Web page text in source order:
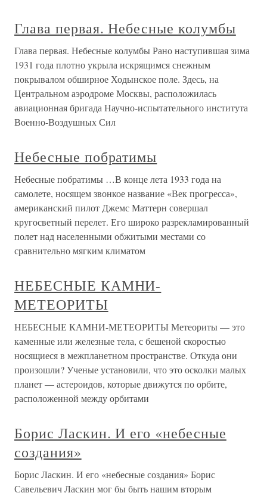
Глава первая. Небесные колумбы
Глава первая. Небесные колумбы Рано наступившая зима
1931 года плотно укрыла искрящимся снежным
покрывалом обширное Ходынское поле. Здесь, на
Центральном аэродроме Москвы, расположилась
авиационная бригада Научно-испытательного института
Военно-Воздушных Сил
Небесные побратимы
Небесные побратимы …В конце лета 1933 года на
самолете, носящем звонкое название «Век прогресса»,
американский пилот Джемс Маттерн совершал
кругосветный перелет. Его широко разрекламированный
полет над населенными обжитыми местами со
сравнительно мягким климатом
НЕБЕСНЫЕ КАМНИ-
МЕТЕОРИТЫ
НЕБЕСНЫЕ КАМНИ-МЕТЕОРИТЫ Метеориты — это
каменные или железные тела, с бешеной скоростью
носящиеся в межпланетном пространстве. Откуда они
произошли? Ученые установили, что это осколки малых
планет — астероидов, которые движутся по орбите,
расположенной между орбитами
Борис Ласкин. И его «небесные
создания»
Борис Ласкин. И его «небесные создания» Борис
Савельевич Ласкин мог бы быть нашим вторым